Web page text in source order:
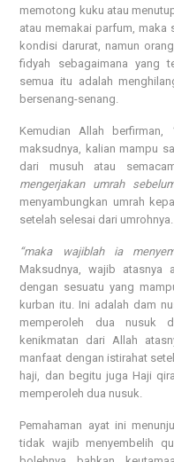
memotong kuku atau
atau memakai parfum, maka
kondisi darurat, namun
fidyah sebagaimana yang
semua itu adalah
bersenang-senang.
Kemudian Allah berfirman,
maksudnya, kalian mampu
dari musuh atau
mengerjakan umrah
menyambungkan umrah
setelah selesai dari umrohnya.
“maka wajiblah ia
Maksudnya, wajib atasnya
dengan sesuatu yang
kurban itu. Ini adalah dam
memperoleh dua nusuk
kenikmatan dari Allah
manfaat dengan istirahat
haji, dan begitu juga Haji
memperoleh dua nusuk.
Pemahaman ayat ini
tidak wajib menyembelih